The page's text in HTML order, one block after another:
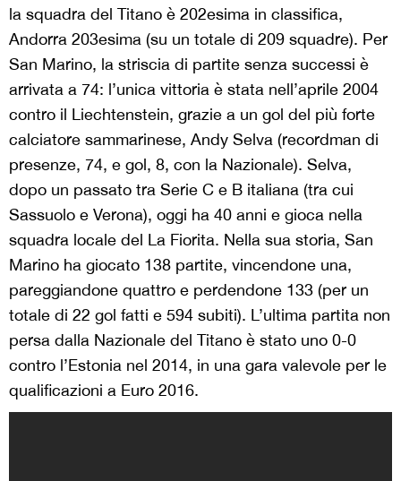
la squadra del Titano è 202esima in classifica,
Andorra 203esima (su un totale di 209 squadre). Per
San Marino, la striscia di partite senza successi è
arrivata a 74: l’unica vittoria è stata nell’aprile 2004
contro il Liechtenstein, grazie a un gol del più forte
calciatore sammarinese, Andy Selva (recordman di
presenze, 74, e gol, 8, con la Nazionale). Selva,
dopo un passato tra Serie C e B italiana (tra cui
Sassuolo e Verona), oggi ha 40 anni e gioca nella
squadra locale del La Fiorita. Nella sua storia, San
Marino ha giocato 138 partite, vincendone una,
pareggiandone quattro e perdendone 133 (per un
totale di 22 gol fatti e 594 subiti). L’ultima partita non
persa dalla Nazionale del Titano è stato uno 0-0
contro l’Estonia nel 2014, in una gara valevole per le
qualificazioni a Euro 2016.